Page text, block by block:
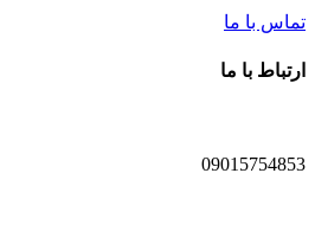
تماس با ما
ارتباط با ما
09015754853